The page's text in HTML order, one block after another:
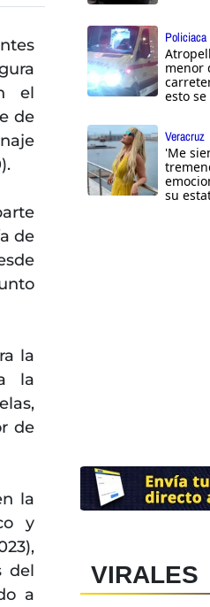
el
de
de
la
la
de
la
y
del
a
Policiaca
menor
esto se
Veracruz
'Me
su
VIRALES